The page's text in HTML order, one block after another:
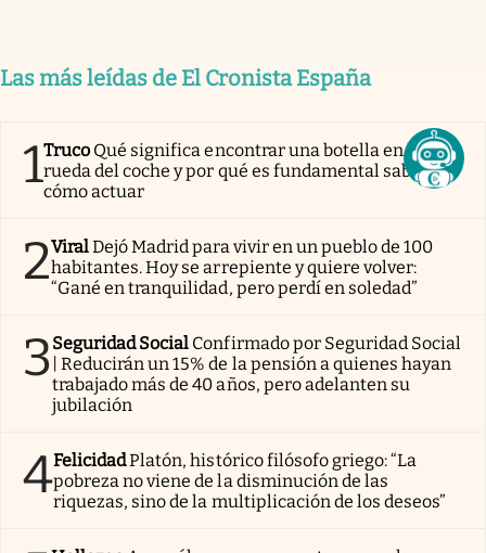
Las más leídas de El Cronista España
1Truco Qué significa encontrar una botella en la
rueda del coche y por qué es fundamental saber
cómo actuar
2ViralDejó Madrid para vivir en un pueblo de 100
habitantes. Hoy se arrepiente y quiere volver:
“Gané en tranquilidad, pero perdí en soledad”
3Seguridad Social Confirmado por Seguridad Social
| Reducirán un 15% de la pensión a quienes hayan
trabajado más de 40 años, pero adelanten su
jubilación
4FelicidadPlatón, histórico filósofo griego: “La
pobreza no viene de la disminución de las
riquezas, sino de la multiplicación de los deseos”